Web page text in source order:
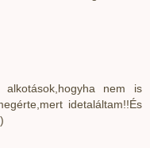
nem is
idetaláltam!!És